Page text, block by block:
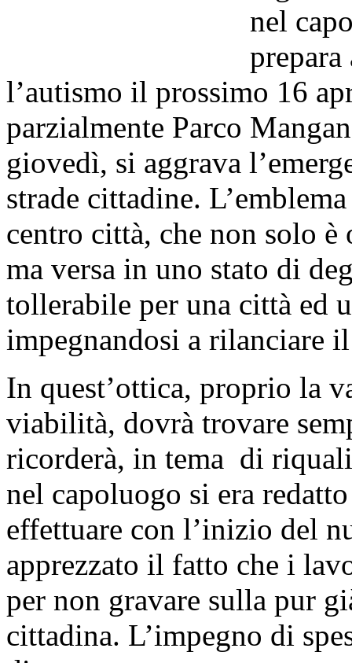
nel
l’autismo il prossimo 16
parzialmente Parco
giovedì, si aggrava
strade cittadine.
centro città, che non solo
ma versa in uno stato di
tollerabile per una città ed
impegnandosi a rilanciare
In quest’ottica, proprio la
viabilità, dovrà trovare
ricorderà, in tema di
nel capoluogo si era
effettuare con l’inizio del
apprezzato il fatto che i
per non gravare sulla pur
cittadina. L’impegno di